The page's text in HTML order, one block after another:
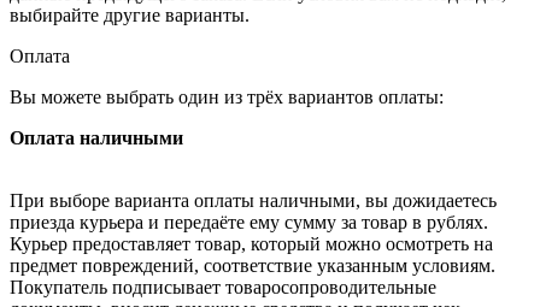
выбирайте другие варианты.
Оплата
Вы можете выбрать один из трёх вариантов оплаты:
Оплата наличными
При выборе варианта оплаты наличными, вы дожидаетесь
приезда курьера и передаёте ему сумму за товар в рублях.
Курьер предоставляет товар, который можно осмотреть на
предмет повреждений, соответствие указанным условиям.
Покупатель подписывает товаросопроводительные